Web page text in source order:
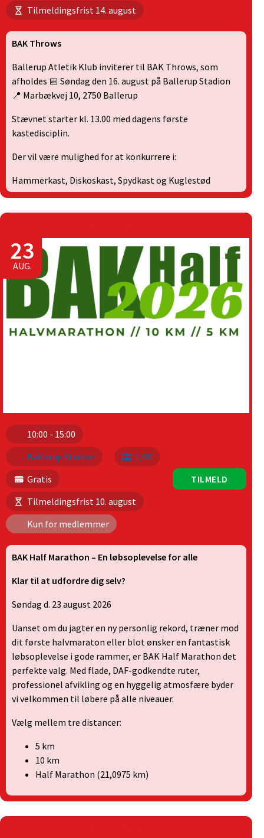
Tilmeldingsfrist 14. august
BAK Throws
Ballerup Atletik Klub inviterer til BAK Throws, som
afholdes 📅 Søndag den 16. august på Ballerup Stadion
📍 Marbækvej 10, 2750 Ballerup
Stævnet starter kl. 13.00 med dagens første
kastedisciplin.
Der vil være mulighed for at konkurrere i:
Hammerkast, Diskoskast, Spydkast og Kuglestød
23
AUG.
10:00 - 15:00
Ballerup Stadion
1/20
Gratis
Tilmeldingsfrist 10. august
Kun for medlemmer
TILMELD
BAK Half Marathon – En løbsoplevelse for alle
Klar til at udfordre dig selv?
Søndag d. 23 august 2026
Uanset om du jagter en ny personlig rekord, træner mod
dit første halvmaraton eller blot ønsker en fantastisk
løbsoplevelse i gode rammer, er BAK Half Marathon det
perfekte valg. Med flade, DAF-godkendte ruter,
professionel afvikling og en hyggelig atmosfære byder
vi velkommen til løbere på alle niveauer.
Vælg mellem tre distancer:
5 km
10 km
Half Marathon (21,0975 km)